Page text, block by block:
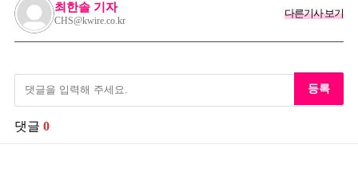
최한솔 기자
CHS@kwire.co.kr
다른기사 보기
등록
댓글 0